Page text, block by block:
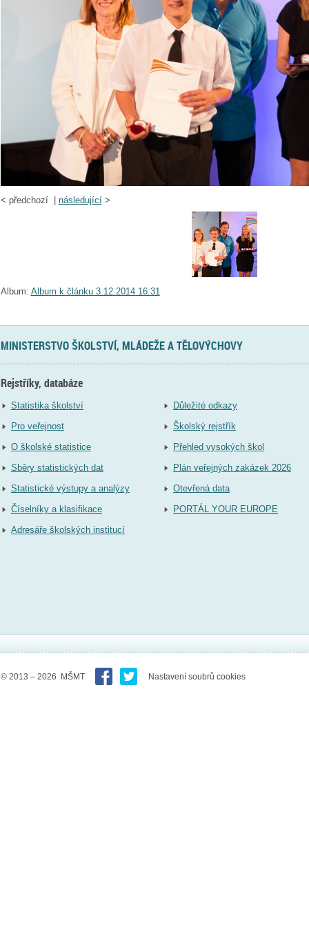
< předchozí | následující>
Album: Album k článku 3.12.2014 16:31
MINISTERSTVO ŠKOLSTVÍ, MLÁDEŽE A TĚLOVÝCHOVY
Rejstříky, databáze
Statistika školství
Pro veřejnost
O školské statistice
Sběry statistických dat
Statistické výstupy a analýzy
Číselníky a klasifikace
Adresáře školských institucí
Důležité odkazy
Školský rejstřík
Přehled vysokých škol
Plán veřejných zakázek 2026
Otevřená data
PORTÁL YOUR EUROPE
© 2013 – 2026 MŠMT Nastavení soubrů cookies